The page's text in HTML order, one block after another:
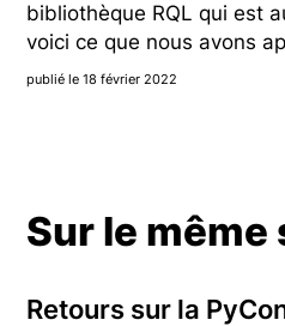
bibliothèque RQL qui est
voici ce que nous avons
publié le 18 février 2022
Sur le même
Retours sur la